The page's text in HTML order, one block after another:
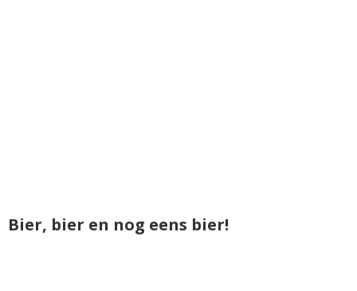
Bier, bier en nog eens bier!